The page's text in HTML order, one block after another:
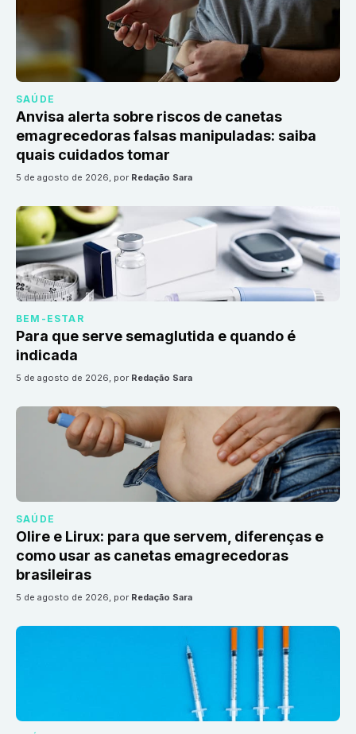
SAÚDE
Anvisa alerta sobre riscos de canetas
emagrecedoras falsas manipuladas: saiba
quais cuidados tomar
5 de agosto de 2026, por Redação Sara
BEM-ESTAR
Para que serve semaglutida e quando é
indicada
5 de agosto de 2026, por Redação Sara
SAÚDE
Olire e Lirux: para que servem, diferenças e
como usar as canetas emagrecedoras
brasileiras
5 de agosto de 2026, por Redação Sara